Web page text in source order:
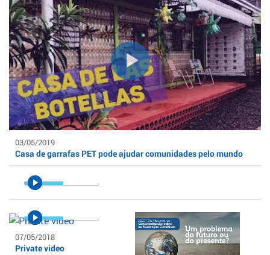
03/05/2019
Casa de garrafas PET pode ajudar comunidades pelo mundo
07/05/2018
Private video